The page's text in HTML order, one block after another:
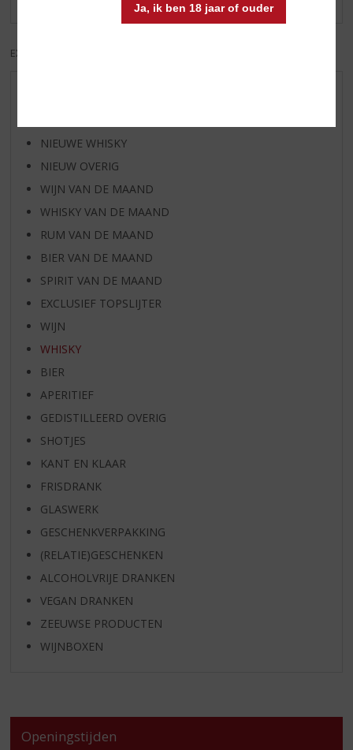
Ja, ik ben 18 jaar of ouder
EXCL. BTW
NIEUWE WHISKY
NIEUW OVERIG
WIJN VAN DE MAAND
WHISKY VAN DE MAAND
RUM VAN DE MAAND
BIER VAN DE MAAND
SPIRIT VAN DE MAAND
EXCLUSIEF TOPSLIJTER
WIJN
WHISKY
BIER
APERITIEF
GEDISTILLEERD OVERIG
SHOTJES
KANT EN KLAAR
FRISDRANK
GLASWERK
GESCHENKVERPAKKING
(RELATIE)GESCHENKEN
ALCOHOLVRIJE DRANKEN
VEGAN DRANKEN
ZEEUWSE PRODUCTEN
WIJNBOXEN
Openingstijden